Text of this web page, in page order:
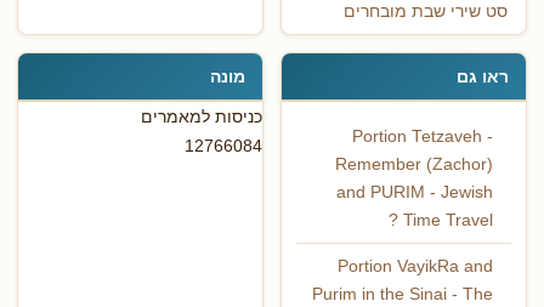
סט שירי שבת מובחרים
ראו גם
Portion Tetzaveh -
Remember (Zachor)
and PURIM - Jewish
Time Travel ?
Portion VayikRa and
Purim in the Sinai - The
מונה
כניסות למאמרים
12766084